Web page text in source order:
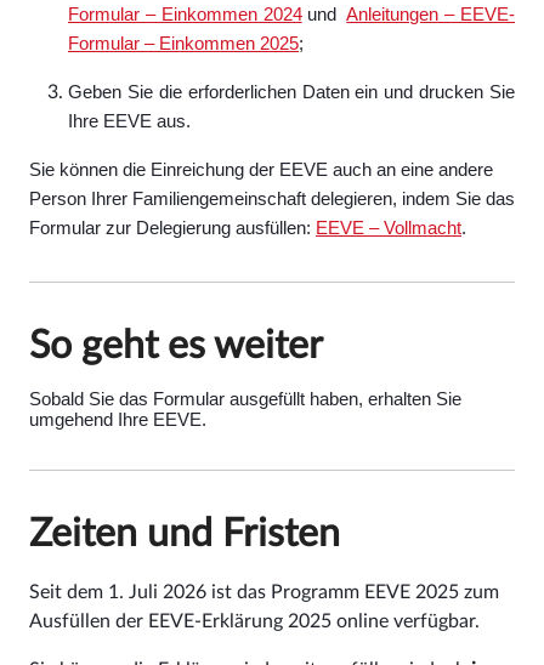
Formular – Einkommen 2024und
Anleitungen – EEVE-
Formular – Einkommen 2025;
Geben Sie die erforderlichen Daten ein und drucken Sie
Ihre EEVE aus.
Sie können die Einreichung der EEVE auch an eine andere
Person Ihrer Familiengemeinschaft delegieren, indem Sie das
Formular zur Delegierung ausfüllen: EEVE – Vollmacht.
So geht es weiter
Sobald Sie das Formular ausgefüllt haben, erhalten Sie
umgehend Ihre EEVE.
Zeiten und Fristen
Seit dem 1. Juli 2026 ist das Programm EEVE 2025 zum
Ausfüllen der EEVE-Erklärung 2025 online verfügbar.